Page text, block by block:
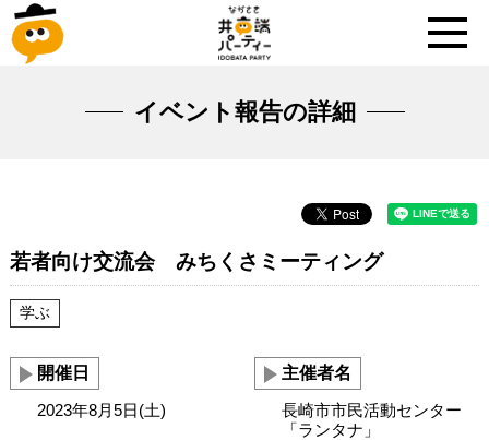
イベント報告の詳細
若者向け交流会 みちくさミーティング
学ぶ
開催日
2023年8月5日(土)
主催者名
長崎市市民活動センター
「ランタナ」